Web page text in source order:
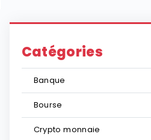
Catégories
Banque
Bourse
Crypto monnaie